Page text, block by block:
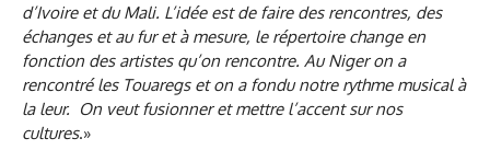
d’Ivoire et du Mali. L’idée est de faire des rencontres, des
échanges et au fur et à mesure, le répertoire change en
fonction des artistes qu’on rencontre. Au Niger on a
rencontré les Touaregs et on a fondu notre rythme musical à
la leur. On veut fusionner et mettre l’accent sur nos
cultures.»